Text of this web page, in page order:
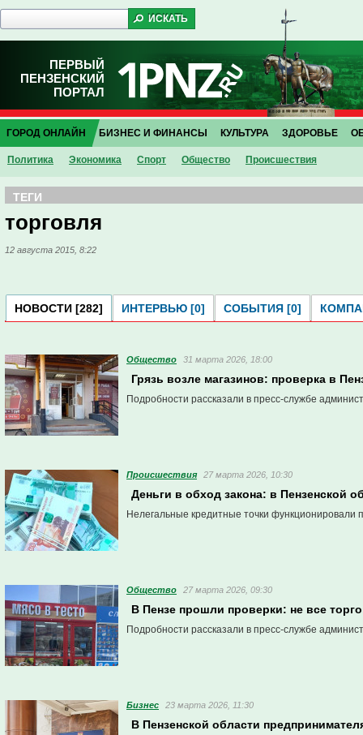
ПЕРВЫЙ
ПЕНЗЕНСКИЙ
ПОРТАЛ
ГОРОД ОНЛАЙН
Политика Экономика Спорт Общество Проиcшествия
БИЗНЕС И ФИНАНСЫ КУЛЬТУРА ЗДОРОВЬЕ
ТЕГИ
торговля
12 августа 2015, 8:22
НОВОСТИ [282] ИНТЕРВЬЮ [0] СОБЫТИЯ [0]
Общество 31 марта 2026, 18:00
Грязь возле магазинов: проверка в
Подробности рассказали в пресс-службе
Проиcшествия 27 марта 2026, 10:30
Деньги в обход закона: в Пензенской
Нелегальные кредитные точки функционировали
Общество 27 марта 2026, 09:30
В Пензе прошли проверки: не все
Подробности рассказали в пресс-службе
Бизнес 23 марта 2026, 11:30
В Пензенской области